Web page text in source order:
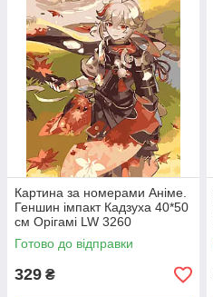
Картина за номерами Аніме.
Геншин імпакт Кадзуха 40*50
см Орігамі LW 3260
Готово до відправки
329 ₴